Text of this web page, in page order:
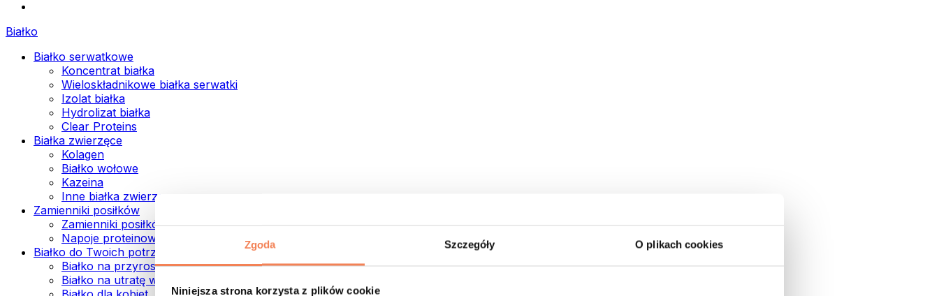
Zgoda Szczegóły O plikach cookies
Niniejsza strona korzysta z plików cookie
Białko
Białko serwatkowe
Koncentrat białka
Wieloskładnikowe białka serwatki
Izolat białka
Hydrolizat białka
Clear Proteins
Białka zwierzęce
Kolagen
Białko wołowe
Kazeina
Inne białka zwierzęce
Zamienniki posiłków
Zamienniki posiłków w proszku
Napoje proteinowe ready to drink
Białko do Twoich potrzeb
Białko na przyrost mięśni
Białko na utratę wagi